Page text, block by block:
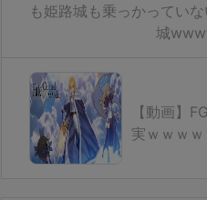
も姫路城も乗っかってい
城
【動画】
実ｗｗｗｗ